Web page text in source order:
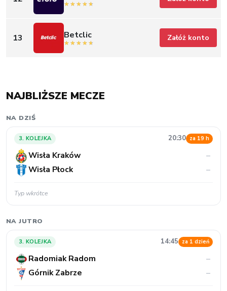
13 Betclic Załóż konto
NAJBLIŻSZE MECZE
NA DZIŚ
3. KOLEJKA 20:30 za 19 h
Wisła Kraków
–
Wisła Płock
–
Typ wkrótce
NA JUTRO
3. KOLEJKA 14:45 za 1 dzień
Radomiak Radom
–
Górnik Zabrze
–